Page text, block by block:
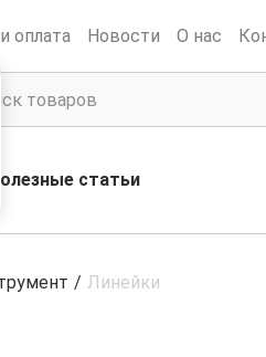
оплата Новости О нас
статьи
/ Линейки